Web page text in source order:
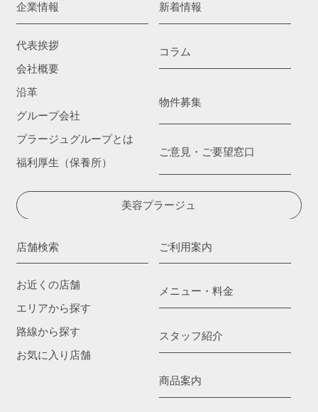
企業情報
代表挨拶
会社概要
沿革
グループ会社
プラージュグループとは
福利厚生（保養所）
新着情報
コラム
物件募集
ご意見・ご要望窓口
美容プラージュ
店舗検索
お近くの店舗
エリアから探す
路線から探す
お気に入り店舗
ご利用案内
メニュー・料金
スタッフ紹介
商品案内